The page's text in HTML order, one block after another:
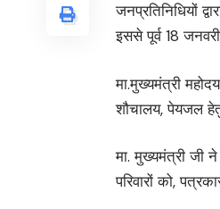
जनप्रतिनिधियों
इससे पूर्व 18
मा.मुख्यमंत्री
शौचालय, पेयजल
मा. मुख्यमंत्री जी
परिवारों को,